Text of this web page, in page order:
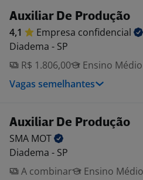
Auxiliar De Produção
4,1 Empresa confidencial
Diadema - SP
R$ 1.806,00
Ensino
Vagas semelhantes
Auxiliar De Produção
SMA MOT
Diadema - SP
A combinar
Ensino